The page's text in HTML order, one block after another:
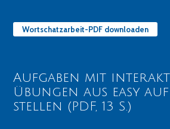
Wortschatzarbeit-PDF downloaden
Aufgaben mit
Übungen aus easy
stellen (PDF, 13 S.)